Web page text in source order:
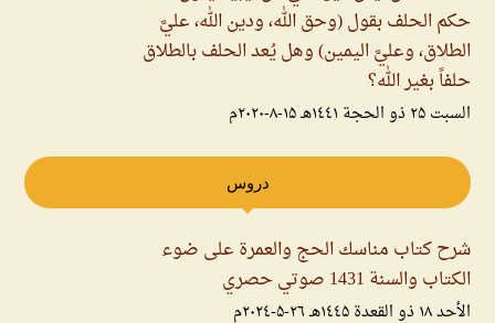
حكم الحلف بقول (وحق الله، ودين الله، عليَّ
الطلاق، وعليَّ اليمين) وهل يُعد الحلف بالطلاق
حلفاً بغير الله؟
السبت ۲۵ ذو الحجة ۱٤٤۱هـ ۱۵-۸-۲۰۲۰م
دروس
شرح كتاب مناسك الحج والعمرة على ضوء
الكتاب والسنة 1431 صوتي حصري
الأحد ۱۸ ذو القعدة ۱٤٤۵هـ ۲٦-۵-۲۰۲٤م